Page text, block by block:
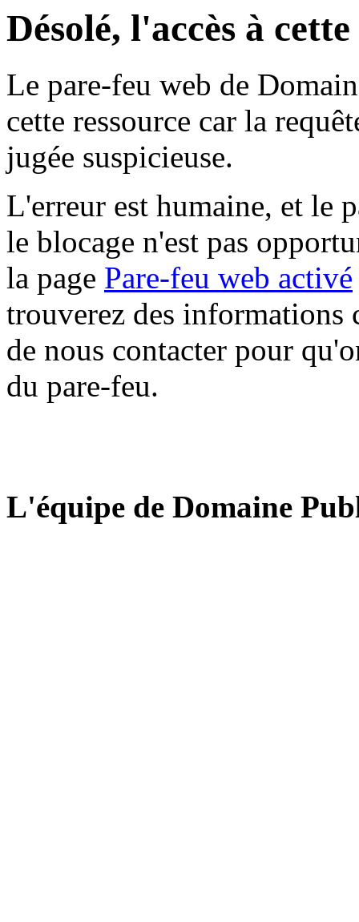
Désolé, l'accès à
Le pare-feu web de
cette ressource car la
jugée suspicieuse.
L'erreur est humaine, et le
le blocage n'est pas
la page Pare-feu web activé
trouverez des informations
de nous contacter pour
du pare-feu.
L'équipe de Domaine